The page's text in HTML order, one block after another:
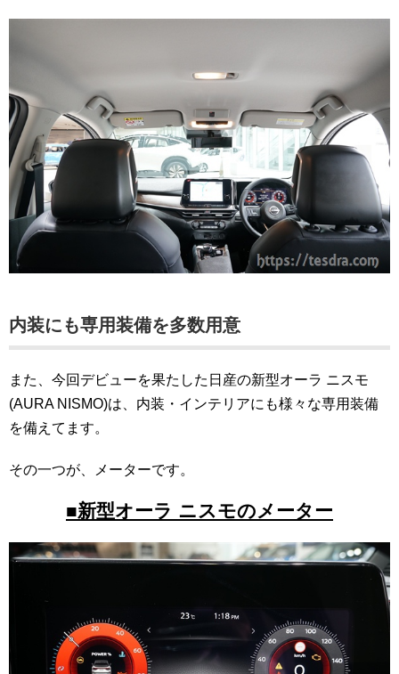
内装にも専用装備を多数用意
また、今回デビューを果たした日産の新型オーラ ニスモ
(AURA NISMO)は、内装・インテリアにも様々な専用装備
を備えてます。
その一つが、メーターです。
■新型オーラ ニスモのメーター